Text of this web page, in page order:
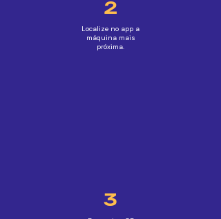
2
Localize no app a
máquina mais
próxima.
3